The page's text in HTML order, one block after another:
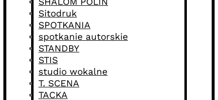
Sitodruk
SPOTKANIA
spotkanie autorskie
STANDBY
STIS
studio wokalne
T. SCENA
TACKA